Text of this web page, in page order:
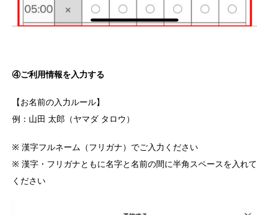
④ご利用情報を入力する
【お名前の入力ルール】
例：山田 太郎（ヤマダ タロウ）
※ 漢字フルネーム（フリガナ）でご入力ください
※ 漢字・フリガナともに名字と名前の間に半角スペースを入れて
ください